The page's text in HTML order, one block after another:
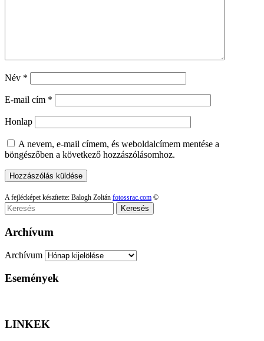
Név *
E-mail cím *
Honlap
A nevem, e-mail címem, és weboldalcímem mentése a
böngészőben a következő hozzászólásomhoz.
A fejlécképet készítette: Balogh Zoltán fotossrac.com ©
Keresés
Archívum
Archívum
Események
LINKEK